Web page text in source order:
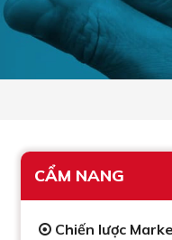
CẨM NANG
Chiến lược